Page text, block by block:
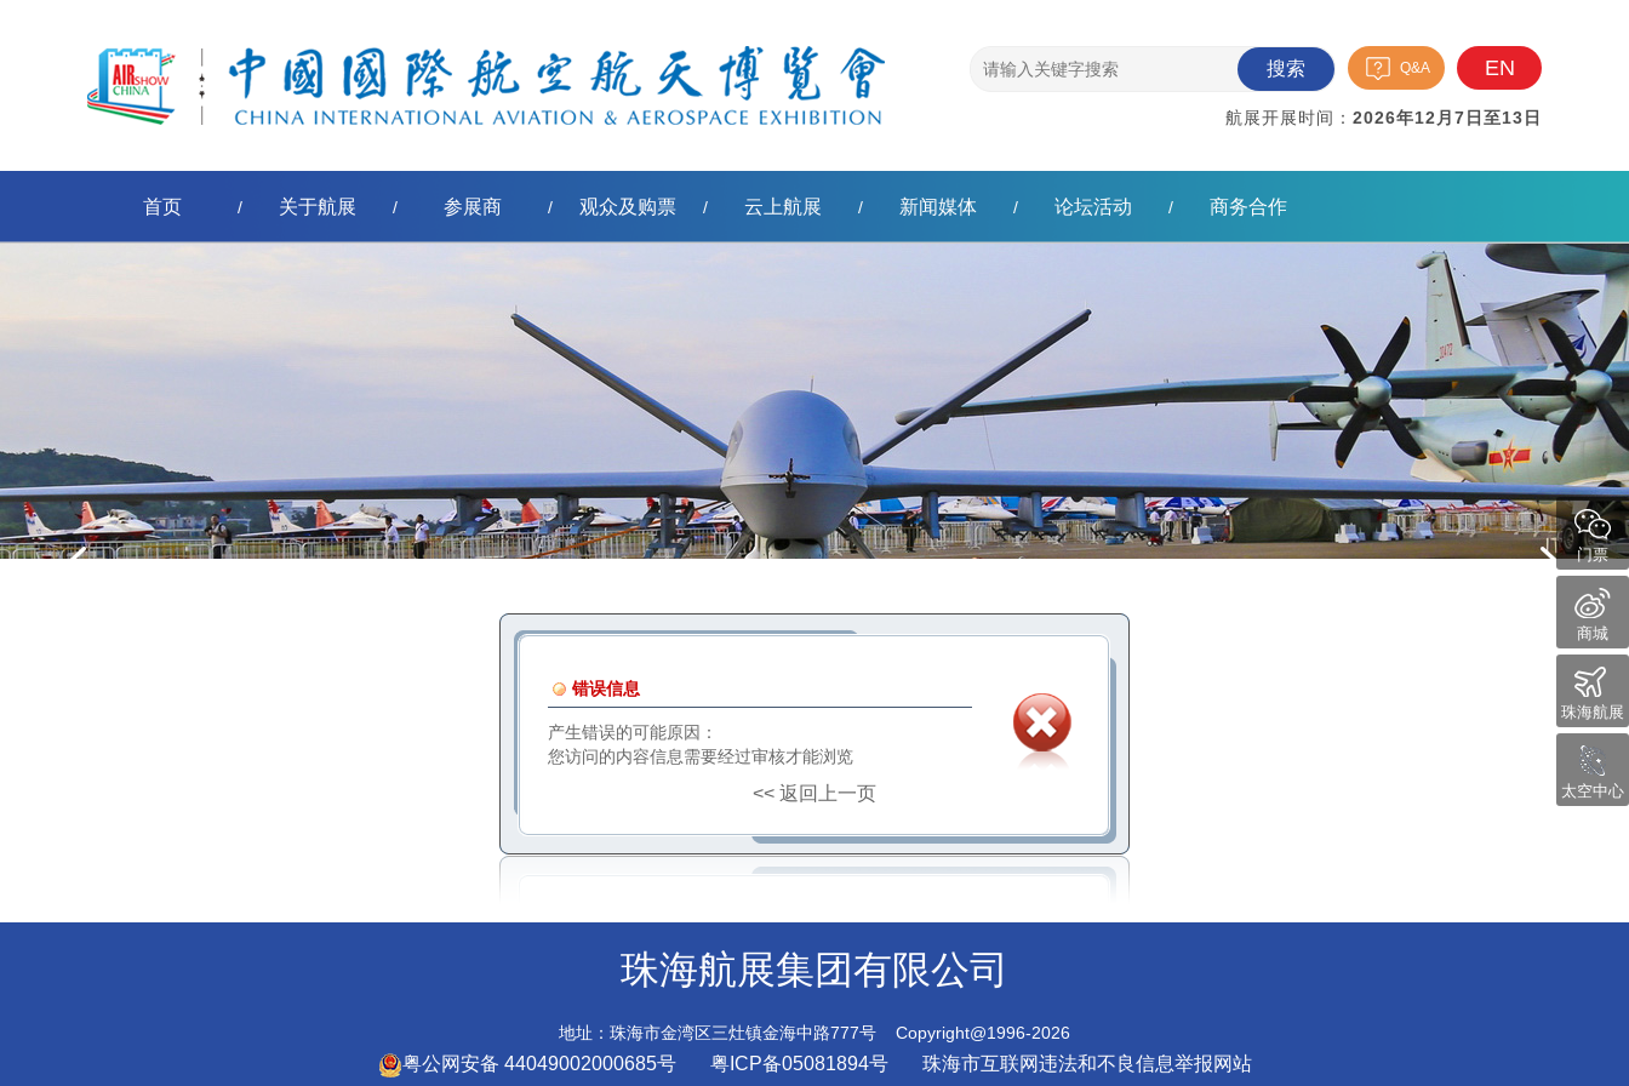
搜索 Q&A EN
航展开展时间： 2026年12月7日至13日
首页 / 关于航展 / 参展商 / 观众及购票 / 云上航展 / 新闻媒体 / 论坛活动 / 商务合作
[err:数据源标签'pe-取得节点名称'模板转换错误，原因：扩展函数不能返回空值。]
错误信息
产生错误的可能原因：
您访问的内容信息需要经过审核才能浏览
<< 返回上一页
珠海航展集团有限公司
地址：珠海市金湾区三灶镇金海中路777号 Copyright@1996-2026
粤公网安备 44049002000685号 粤ICP备05081894号 珠海市互联网违法和不良信息举报网站
门票
商城
珠海航展
太空中心